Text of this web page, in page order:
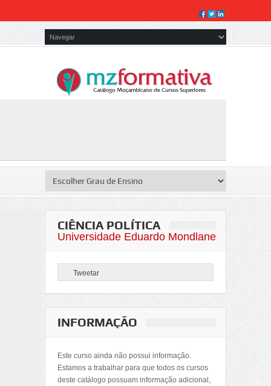
CIÊNCIA POLÍTICA
Universidade Eduardo Mondlane
Tweetar
INFORMAÇÃO
Este curso ainda não possui informação.
Estamos a trabalhar para que todos os cursos
deste catálogo possuam informação adicional,